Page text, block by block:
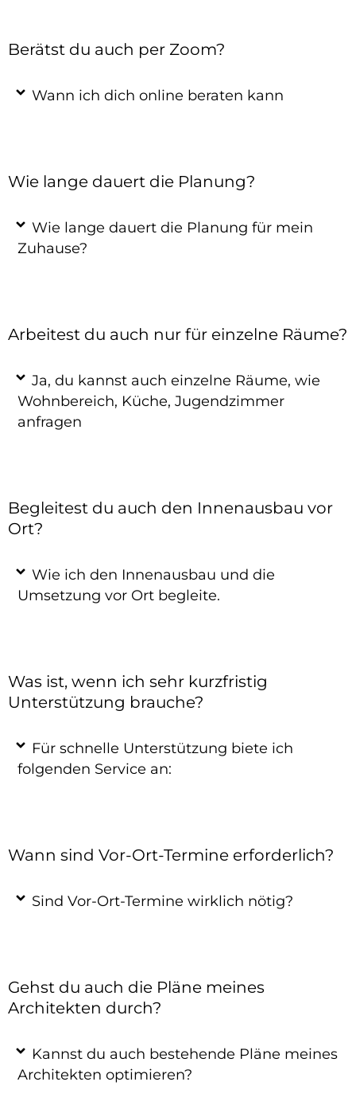
Berätst du auch per Zoom?
Wann ich dich online beraten kann
Wie lange dauert die Planung?
Wie lange dauert die Planung für mein
Zuhause?
Arbeitest du auch nur für einzelne Räume?
Ja, du kannst auch einzelne Räume, wie
Wohnbereich, Küche, Jugendzimmer
anfragen
Begleitest du auch den Innenausbau vor
Ort?
Wie ich den Innenausbau und die
Umsetzung vor Ort begleite.
Was ist, wenn ich sehr kurzfristig
Unterstützung brauche?
Für schnelle Unterstützung biete ich
folgenden Service an:
Wann sind Vor-Ort-Termine erforderlich?
Sind Vor-Ort-Termine wirklich nötig?
Gehst du auch die Pläne meines
Architekten durch?
Kannst du auch bestehende Pläne meines
Architekten optimieren?